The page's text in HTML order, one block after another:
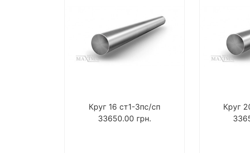
Круг 16 ст1-3пс/сп
33650.00 грн.
Круг